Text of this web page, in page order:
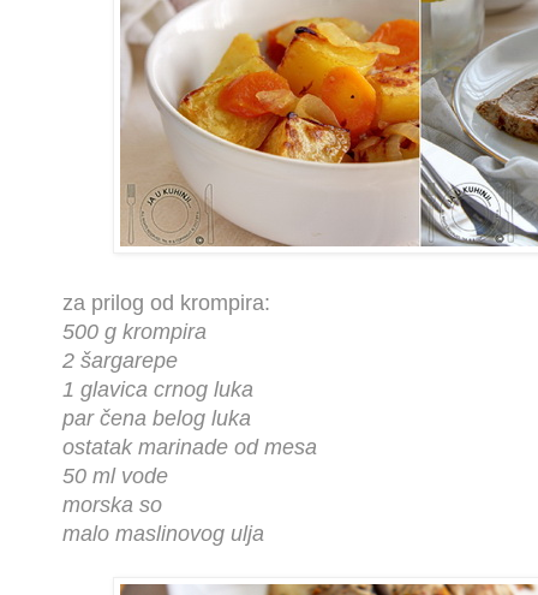
za prilog od krompira:
500 g krompira
2 šargarepe
1 glavica crnog luka
par čena belog luka
ostatak marinade od mesa
50 ml vode
morska so
malo maslinovog ulja